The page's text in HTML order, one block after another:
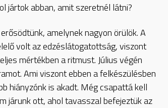
jártok abban, amit szeretnél látni?
amelynek nagyon örülök. A
volt az edzéslátogatottság, viszont
mértékben a ritmust. Július végén
Ami viszont ebben a felkészülésben
hiányzónk is akadt. Még csapattá kell
járunk ott, ahol tavasszal befejeztük az